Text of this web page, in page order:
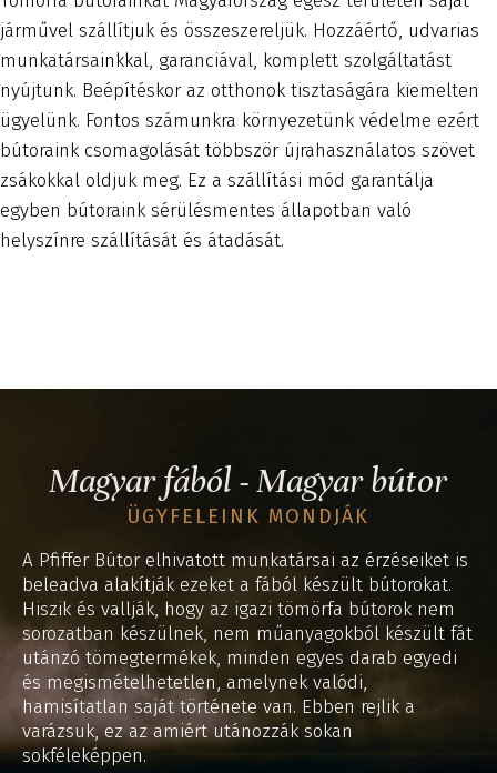
járművel szállítjuk és összeszereljük. Hozzáértő, udvarias
munkatársainkkal, garanciával, komplett szolgáltatást
nyújtunk. Beépítéskor az otthonok tisztaságára kiemelten
ügyelünk. Fontos számunkra környezetünk védelme ezért
bútoraink csomagolását többször újrahasználatos szövet
zsákokkal oldjuk meg. Ez a szállítási mód garantálja
egyben bútoraink sérülésmentes állapotban való
helyszínre szállítását és átadását.
Magyar fából - Magyar bútor
ÜGYFELEINK MONDJÁK
A Pfiffer Bútor elhivatott munkatársai az érzéseiket is
beleadva alakítják ezeket a fából készült bútorokat.
Hiszik és vallják, hogy az igazi tömörfa bútorok nem
sorozatban készülnek, nem műanyagokból készült fát
utánzó tömegtermékek, minden egyes darab egyedi
és megismételhetetlen, amelynek valódi,
hamisítatlan saját története van. Ebben rejlik a
varázsuk, ez az amiért utánozzák sokan
sokféleképpen.